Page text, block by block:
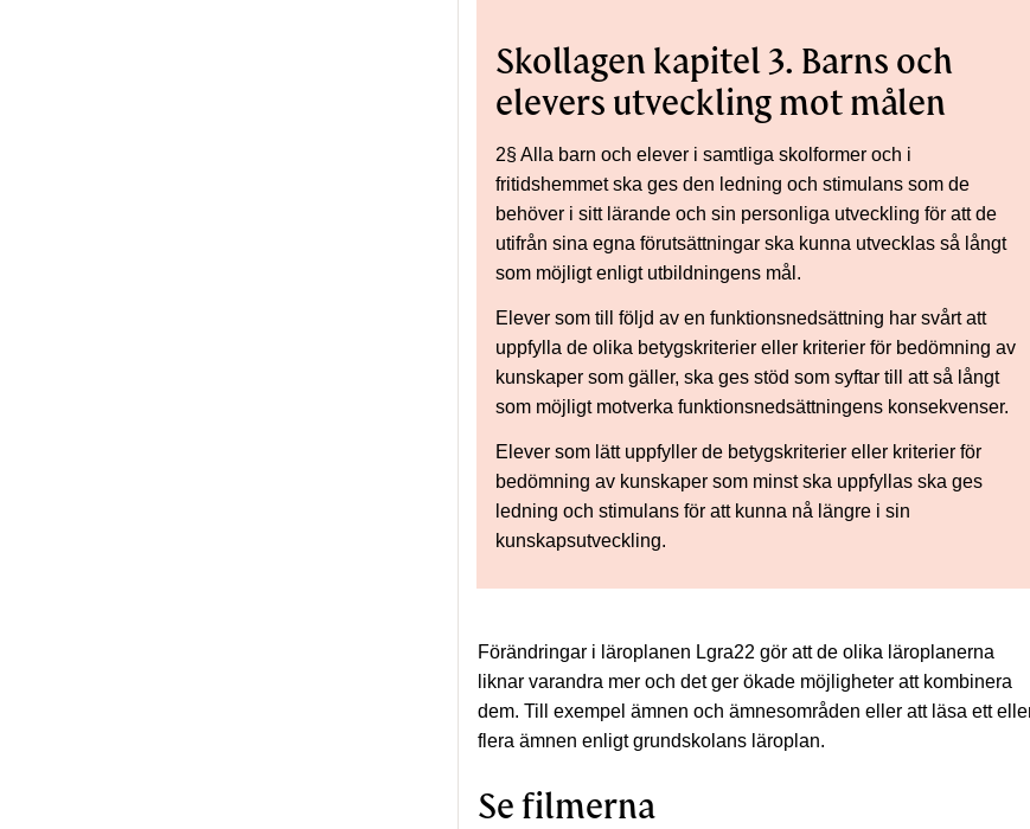
Skollagen kapitel 3. Barns och
elevers utveckling mot målen
2§ Alla barn och elever i samtliga skolformer och i
fritidshemmet ska ges den ledning och stimulans som de
behöver i sitt lärande och sin personliga utveckling för att de
utifrån sina egna förutsättningar ska kunna utvecklas så långt
som möjligt enligt utbildningens mål.
Elever som till följd av en funktionsnedsättning har svårt att
uppfylla de olika betygskriterier eller kriterier för bedömning av
kunskaper som gäller, ska ges stöd som syftar till att så långt
som möjligt motverka funktionsnedsättningens konsekvenser.
Elever som lätt uppfyller de betygskriterier eller kriterier för
bedömning av kunskaper som minst ska uppfyllas ska ges
ledning och stimulans för att kunna nå längre i sin
kunskapsutveckling.
Förändringar i läroplanen Lgra22 gör att de olika läroplanerna
liknar varandra mer och det ger ökade möjligheter att kombinera
dem. Till exempel ämnen och ämnesområden eller att läsa ett
flera ämnen enligt grundskolans läroplan.
Se filmerna